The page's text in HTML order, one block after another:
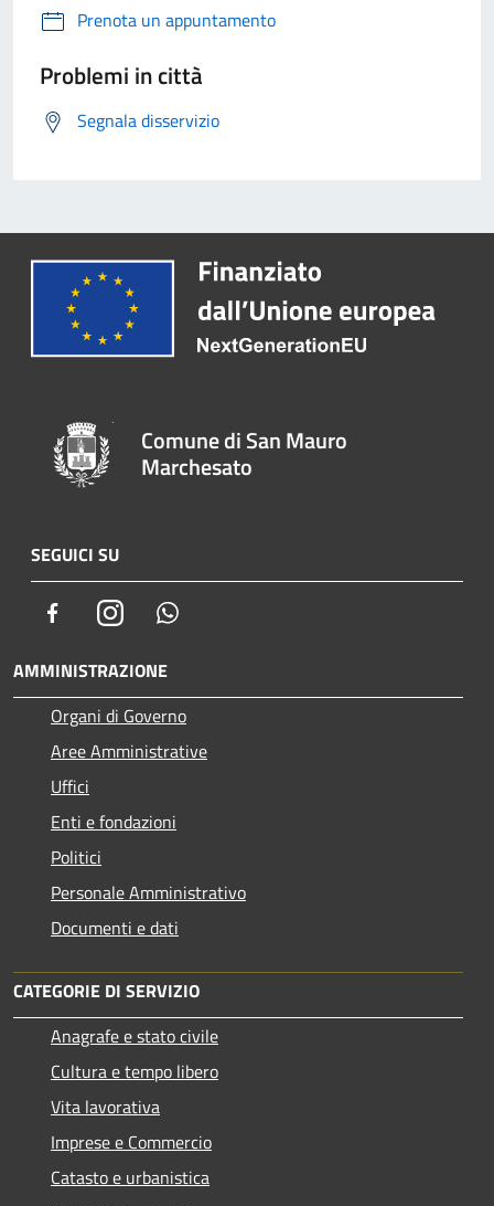
Prenota un appuntamento
Problemi in città
Segnala disservizio
Comune di San Mauro
Marchesato
SEGUICI SU
FacebookInstagram
AMMINISTRAZIONE
Organi di Governo
Aree Amministrative
Uffici
Enti e fondazioni
Politici
Personale Amministrativo
Documenti e dati
CATEGORIE DI SERVIZIO
Anagrafe e stato civile
Cultura e tempo libero
Vita lavorativa
Imprese e Commercio
Catasto e urbanistica